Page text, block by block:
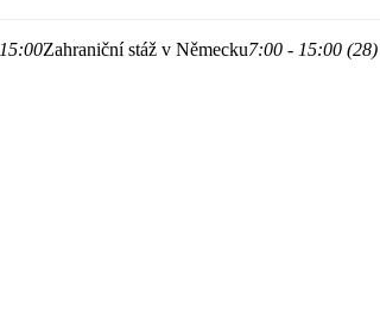
15:00Zahraniční stáž v Německu7:00 - 15:00 (28)